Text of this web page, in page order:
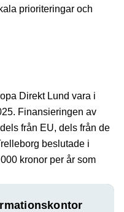
prioriteringar och
Direkt Lund vara i
Finansieringen av
från EU, dels från de
beslutade i
kronor per år som